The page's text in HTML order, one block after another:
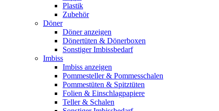
Plastik
Zubehör
Döner
Döner anzeigen
Dönertüten & Dönerboxen
Sonstiger Imbissbedarf
Imbiss
Imbiss anzeigen
Pommesteller & Pommesschalen
Pommestüten & Spitztüten
Folien & Einschlagpapiere
Teller & Schalen